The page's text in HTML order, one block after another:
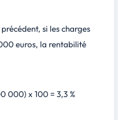
si les charges
euros, la rentabilité
000) x 100 = 3,3 %